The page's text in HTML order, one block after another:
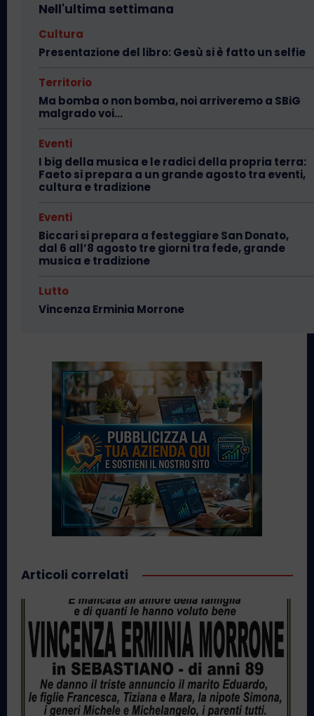
Nell'ultima settimana
Cultura
Presentazione del libro: Gesù si è fatto un selfie
Territorio
Ma bomba o non bomba, noi arriveremo a SBiG
malgrado voi…
Eventi
I big della musica e le radici della propria terra:
Faeto si prepara a un grande agosto tra eventi,
cultura e tradizione
Eventi
Biccari si prepara a festeggiare San Donato,
dal 6 all’8 agosto tre giorni tra fede, grande
musica e tradizione
Lutto
Vincenza Erminia Morrone
Articoli correlati